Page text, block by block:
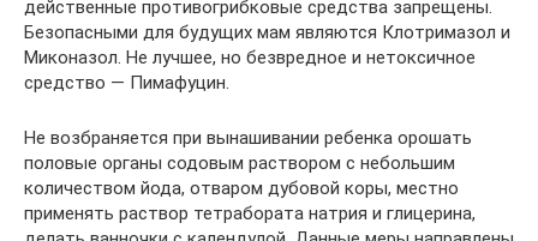
действенные противогрибковые средства запрещены.
Безопасными для будущих мам являются Клотримазол и
Миконазол. Не лучшее, но безвредное и нетоксичное
средство — Пимафуцин.
Не возбраняется при вынашивании ребенка орошать
половые органы содовым раствором с небольшим
количеством йода, отваром дубовой коры, местно
применять раствор тетрабората натрия и глицерина,